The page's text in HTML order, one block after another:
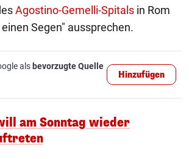
Agostino-Gemelli-Spitals in Rom
Segen" aussprechen.
als bevorzugte Quelle
Hinzufügen
am Sonntag wieder